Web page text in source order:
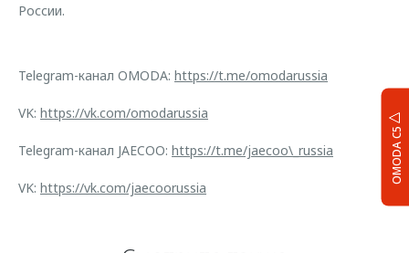
OMODA C5
России.
Telegram-канал OMODA: https://t.me/omodarussia
VK: https://vk.com/omodarussia
Telegram-канал JAECOO: https://t.me/jaecoo\_russia
VK: https://vk.com/jaecoorussia